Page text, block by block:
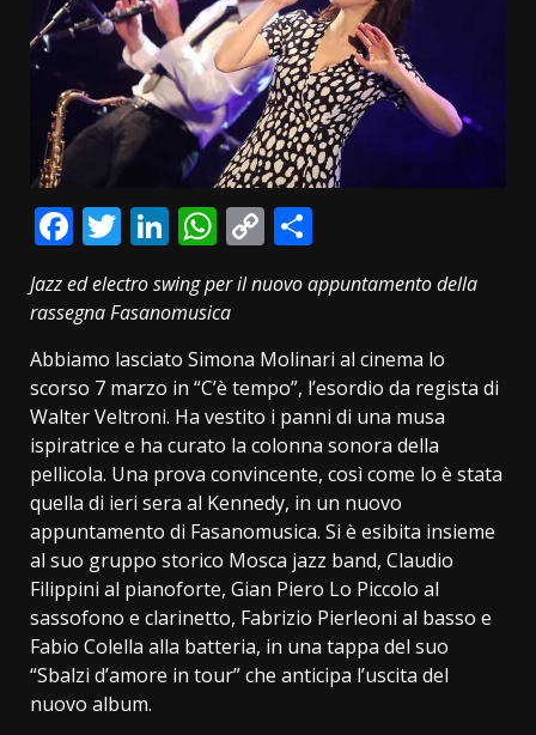
Facebook
Twitter
LinkedIn
WhatsApp
Copy
Jazz ed electro swing per il nuovo appuntamento della
rassegna Fasanomusica
Abbiamo lasciato Simona Molinari al cinema lo
scorso 7 marzo in “C’è tempo”, l’esordio da regista di
Walter Veltroni. Ha vestito i panni di una musa
ispiratrice e ha curato la colonna sonora della
pellicola. Una prova convincente, così come lo è stata
quella di ieri sera al Kennedy, in un nuovo
appuntamento di Fasanomusica. Si è esibita insieme
al suo gruppo storico Mosca jazz band, Claudio
Filippini al pianoforte, Gian Piero Lo Piccolo al
sassofono e clarinetto, Fabrizio Pierleoni al basso e
Fabio Colella alla batteria, in una tappa del suo
“Sbalzi d’amore in tour” che anticipa l’uscita del
nuovo album.